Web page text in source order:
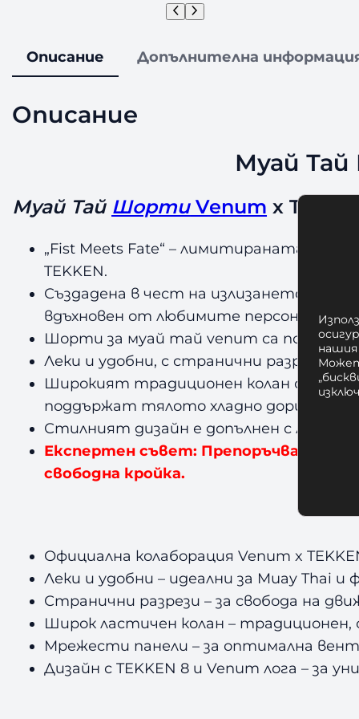
Описание Допълнителна
Описание
Муай
Муай Тай ШортиVenum x
„Fist Meets Fate“ – лимитираната
TEKKEN.
Създадена в чест на излизането на
вдъхновен от любимите персонажи на
Шорти за муай тай venum са
Леки и удобни, с странични разрези
Широкият традиционен колан
поддържат тялото хладно дори при
Стилният дизайн е допълнен с лого на
Експертен съвет: Препоръчваме да
свободна кройка.
Официална колаборация Venum x
Леки и удобни – идеални за Muay Thai
Странични разрези – за свобода на
Широк ластичен колан – традиционен,
Мрежести панели – за оптимална
Дизайн с TEKKEN 8 и Venum лога – за
нашия